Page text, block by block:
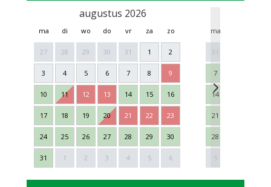
augustus 2026
ma di wo do vr za zo
27 28 29 30 31 1 2
3 4 5 6 7 8 9
10 11 12 13 14 15 16
17 18 19 20 21 22 23
24 25 26 27 28 29 30
31 1 2 3 4 5 6
ma
31
7
14
21
28
5
Next